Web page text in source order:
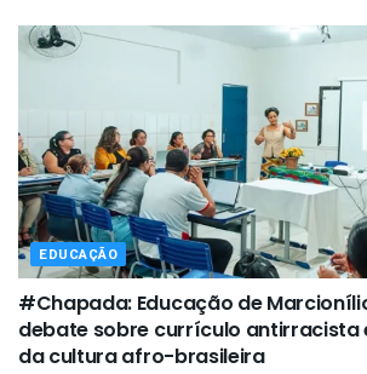
EDUCAÇÃO
#Chapada: Educação de
debate sobre currículo antirracista
da cultura afro-brasileira